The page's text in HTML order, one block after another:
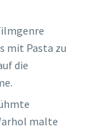
mit Pasta zu
die
malte